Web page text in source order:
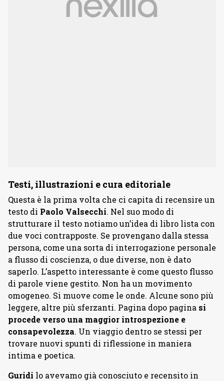
Testi, illustrazioni e cura editoriale
Questa è la prima volta che ci capita di recensire un
testo di Paolo Valsecchi. Nel suo modo di
strutturare il testo notiamo un’idea di libro lista con
due voci contrapposte. Se provengano dalla stessa
persona, come una sorta di interrogazione personale
a flusso di coscienza, o due diverse, non è dato
saperlo. L’aspetto interessante è come questo flusso
di parole viene gestito. Non ha un movimento
omogeneo. Si muove come le onde. Alcune sono più
leggere, altre più sferzanti. Pagina dopo pagina si
procede verso una maggior introspezione e
consapevolezza. Un viaggio dentro se stessi per
trovare nuovi spunti di riflessione in maniera
intima e poetica.
Guridi lo avevamo già conosciuto e recensito in